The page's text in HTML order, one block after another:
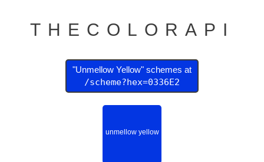
THECOLORAPI
"Unmellow Yellow" schemes at
/scheme?hex=0336E2